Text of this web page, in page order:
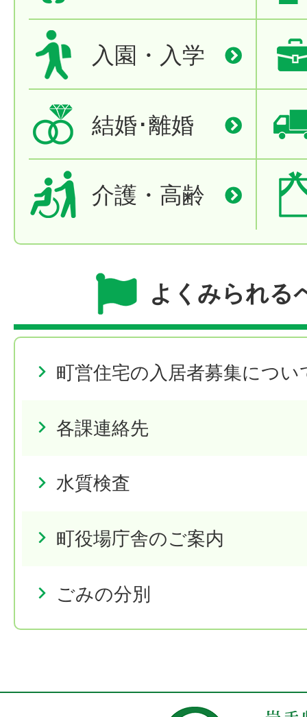
入園・入学
結婚･離婚
介護・高齢
よくみられる
町営住宅の入居者募集につい
各課連絡先
水質検査
町役場庁舎のご案内
ごみの分別